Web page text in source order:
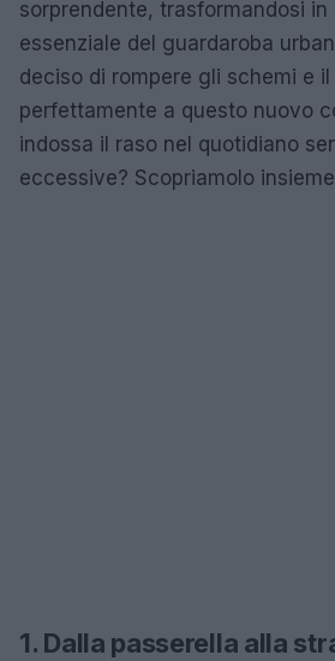
sorprendente, trasformandosi in
essenziale del guardaroba
deciso di rompere gli schemi e
perfettamente a questo nuovo
indossa il raso nel quotidiano
eccessive? Scopriamolo
1. Dalla passerella alla